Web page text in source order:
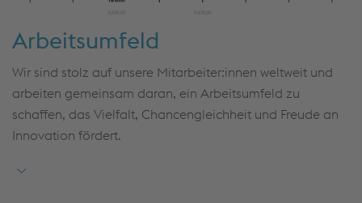
hessischen IG Metall
(27,5% des Monatsentgelts) und B (871€);
Transormationsentgelt (18,4% des Monatsentgelts);
Arbeitsumfeld
Wir sind stolz auf unsere Mitarbeiter:innen weltweit und
arbeiten gemeinsam daran, ein Arbeitsumfeld zu
schaffen, das Vielfalt, Chancengleichheit und Freude an
Innovation fördert.